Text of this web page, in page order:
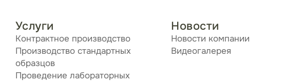
Услуги
Контрактное производство
Производство стандартных
образцов
Проведение лабораторных
Новости
Новости компании
Видеогалерея